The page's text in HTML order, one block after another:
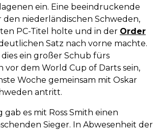
ein. Eine beeindruckende
den niederländischen Schweden,
PC-Titel holte und in der Order
Satz nach vorne machte.
ein großer Schub fürs
vor dem World Cup of Darts sein,
Woche gemeinsam mit Oskar
antritt.
gab es mit Ross Smith einen
Sieger. In Abwesenheit der